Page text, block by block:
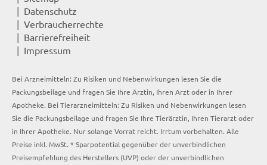
Datenschutz
Verbraucherrechte
Barrierefreiheit
Impressum
Bei Arzneimitteln: Zu Risiken und Nebenwirkungen lesen Sie die
Packungsbeilage und fragen Sie Ihre Ärztin, Ihren Arzt oder in Ihrer
Apotheke. Bei Tierarzneimitteln: Zu Risiken und Nebenwirkungen lesen
Sie die Packungsbeilage und fragen Sie Ihre Tierärztin, Ihren Tierarzt oder
in Ihrer Apotheke. Nur solange Vorrat reicht. Irrtum vorbehalten. Alle
Preise inkl. MwSt. * Sparpotential gegenüber der unverbindlichen
Preisempfehlung des Herstellers (UVP) oder der unverbindlichen